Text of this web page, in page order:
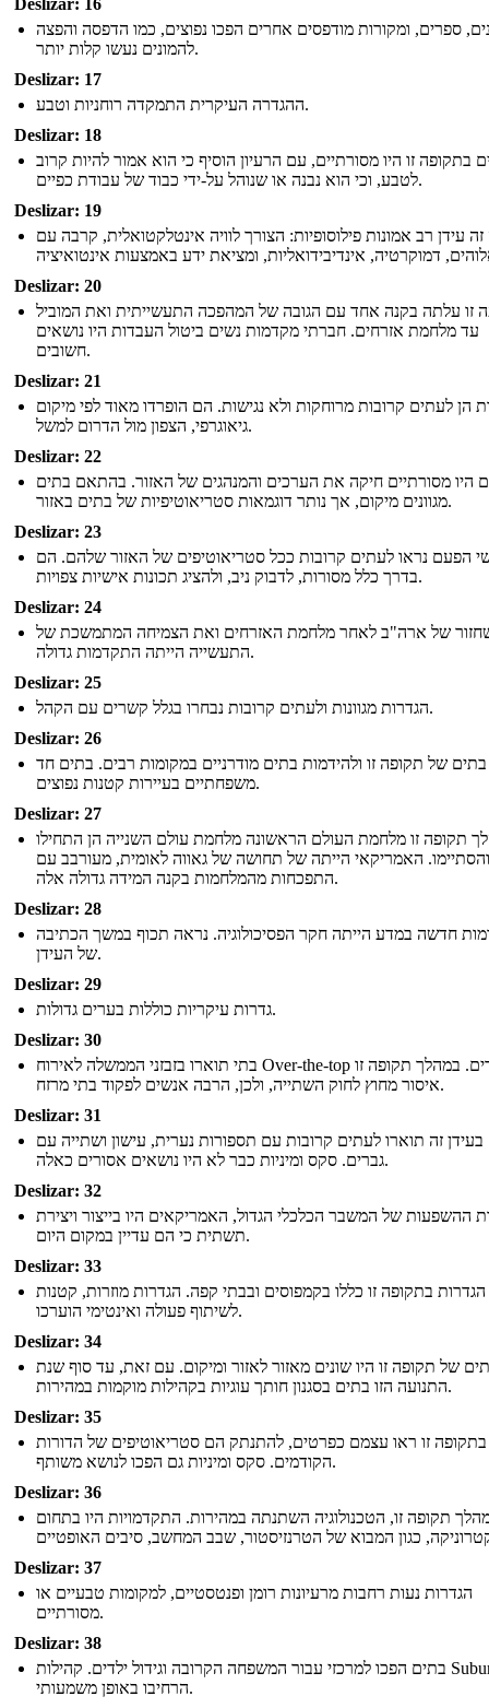
Deslizar: 16
ספרים, ומקורות מודפסים אחרים הפכו נפוצים, כמו הדפסה והפצה
להמונים נעשו קלות יותר.
Deslizar: 17
ההגדרה העיקרית התמקדה רוחניות וטבע.
Deslizar: 18
בתקופה זו היו מסורתיים, עם הרעיון הוסיף כי הוא אמור להיות קרוב
לטבע, וכי הוא נבנה או שנוהל על-ידי כבוד של עבודת כפיים.
Deslizar: 19
זה עידן רב אמונות פילוסופיות: הצורך לוויה אינטלקטואלית, קרבה עם
Deslizar: 20
זו עלתה בקנה אחד עם הגובה של המהפכה התעשייתית ואת המוביל
עד מלחמת אזרחים. חברתי מקדמות נשים ביטול העבדות היו נושאים
חשובים.
Deslizar: 21
הן לעתים קרובות מרוחקות ולא נגישות. הם הופרדו מאוד לפי מיקום
גיאוגרפי, הצפון מול הדרום למשל.
Deslizar: 22
היו מסורתיים חיקה את הערכים והמנהגים של האזור. בהתאם בתים
מגוונים מיקום, אך נותר דוגמאות סטריאוטיפיות של בתים באזור.
Deslizar: 23
הפעם נראו לעתים קרובות ככל סטריאוטיפים של האזור שלהם. הם
בדרך כלל מסורות, לדבוק ניב, ולהציג תכונות אישיות צפויות.
Deslizar: 24
של ארה"ב לאחר מלחמת האזרחים ואת הצמיחה המתמשכת של
התעשייה הייתה התקדמות גדולה.
Deslizar: 25
הגדרות מגוונות ולעתים קרובות נבחרו בגלל קשרים עם הקהל.
Deslizar: 26
בתים של תקופה זו ולהידמות בתים מודרניים במקומות רבים. בתים חד
משפחתיים בעיירות קטנות נפוצים.
Deslizar: 27
תקופה זו מלחמת העולם הראשונה מלחמת עולם השנייה הן התחילו
והסתיימו. האמריקאי הייתה של תחושה של גאווה לאומית, מעורבב עם
התפכחות מהמלחמות בקנה המידה גדולה אלה.
Deslizar: 28
חדשה במדע הייתה חקר הפסיכולוגיה. נראה תכוף במשך הכתיבה
של העידן.
Deslizar: 29
גדרות עיקריות כוללות בערים גדולות.
Deslizar: 30
בתי תוארו בזבזני הממשלה לאירוח Over-the-top הצדדים. במהלך תקופה זו
איסור מחוץ לחוק השתייה, ולכן, הרבה אנשים לפקוד בתי מרזח.
Deslizar: 31
בעידן זה תוארו לעתים קרובות עם תספורות נערית, עישון ושתייה עם
גברים. סקס ומיניות כבר לא היו נושאים אסורים כאלה.
Deslizar: 32
ההשפעות של המשבר הכלכלי הגדול, האמריקאים היו בייצור ויצירת
תשתית כי הם עדיין במקום היום.
Deslizar: 33
הגדרות בתקופה זו כללו בקמפוסים ובבתי קפה. הגדרות מוזרות, קטנות
לשיתוף פעולה ואינטימי הוערכו.
Deslizar: 34
של תקופה זו היו שונים מאזור לאזור ומיקום. עם זאת, עד סוף שנת
התנועה הזו בתים בסגנון חותך עוגיות בקהילות מוקמות במהירות.
Deslizar: 35
זו ראו עצמם כפרטים, להתנתק הם סטריאוטיפים של הדורות
הקודמים. סקס ומיניות גם הפכו לנושא משותף.
Deslizar: 36
תקופה זו, הטכנולוגיה השתנתה במהירות. התקדמויות היו בתחום
Deslizar: 37
הגדרות נעות רחבות מרעיונות רומן ופנטסטיים, למקומות טבעיים או
מסורתיים.
Deslizar: 38
בתים הפכו למרכזי עבור המשפחה הקרובה וגידול ילדים. קהילות Suburban
הרחיבו באופן משמעותי.